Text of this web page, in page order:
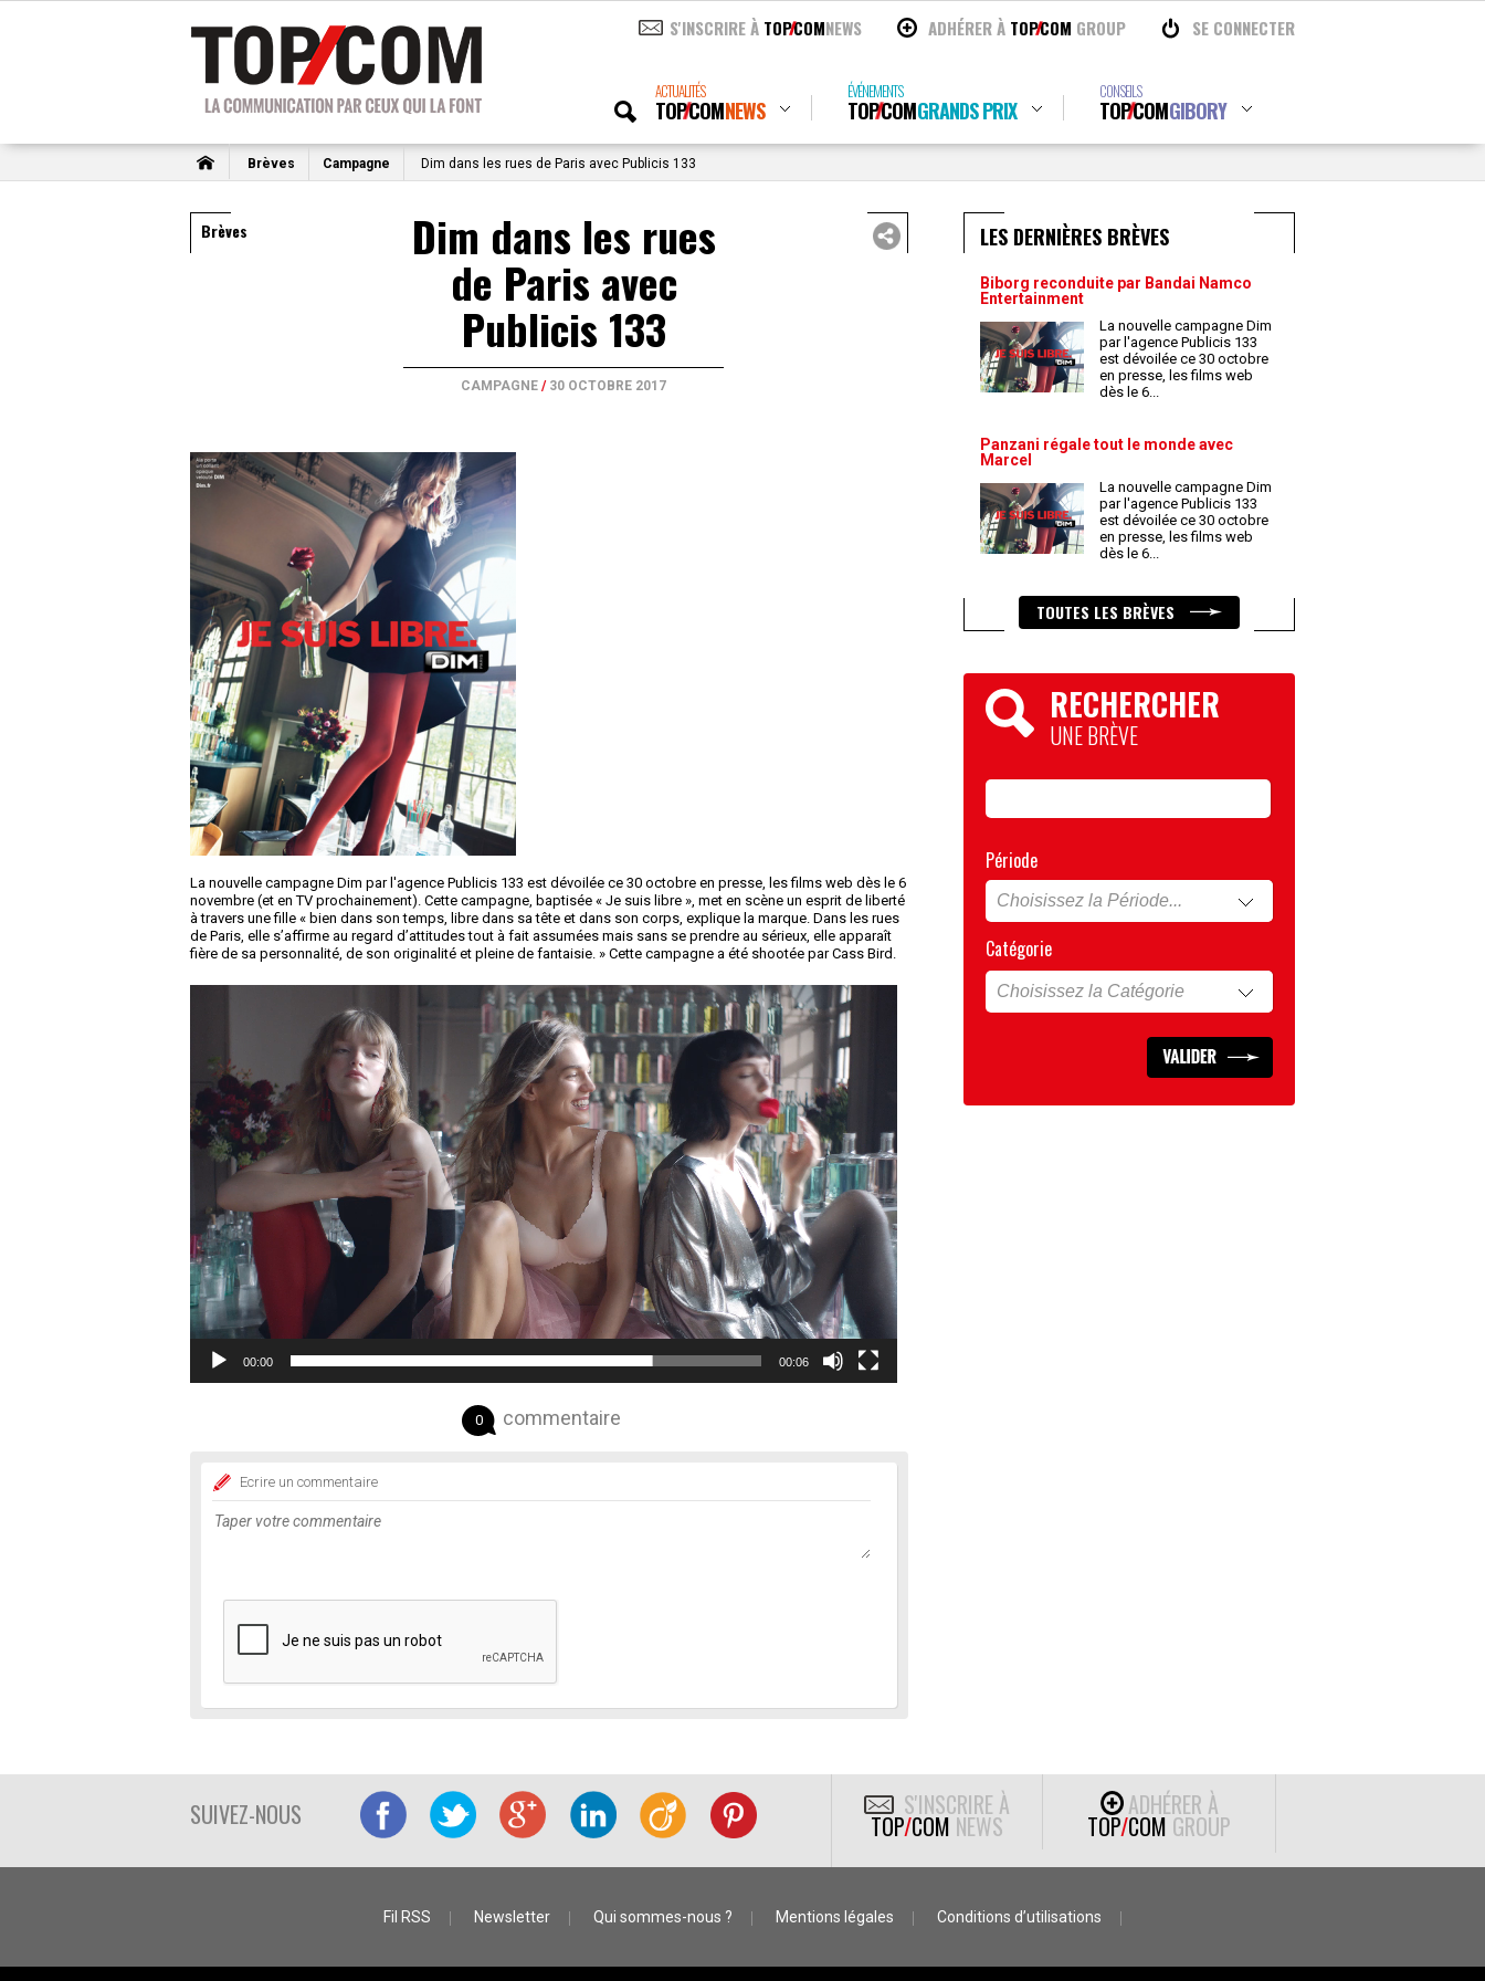
S'INSCRIRE À TOPCOMNEWS ADHÉRER À TOPCOM GROUP SE CONNECTER
ACTUALITÉS
TOPCOMNEWS
ÉVÉNEMENTS
TOPCOMGRANDS PRIX
CONSEILS
TOPCOMGIBORY
Brèves Campagne Dim dans les rues de Paris avec Publicis 133
Brèves Dim dans les rues
de Paris avec
Publicis 133
CAMPAGNE / 30 OCTOBRE 2017
La nouvelle campagne Dim par l'agence Publicis 133 est dévoilée ce 30 octobre en presse, les films web dès le 6
novembre (et en TV prochainement). Cette campagne, baptisée « Je suis libre », met en scène un esprit de liberté
à travers une fille « bien dans son temps, libre dans sa tête et dans son corps, explique la marque. Dans les rues
de Paris, elle s’affirme au regard d’attitudes tout à fait assumées mais sans se prendre au sérieux, elle apparaît
fière de sa personnalité, de son originalité et pleine de fantaisie. » Cette campagne a été shootée par Cass Bird.
00:00 00:06
0 commentaire
Ecrire un commentaire
LES DERNIÈRES BRÈVES
Biborg reconduite par Bandai Namco
Entertainment
La nouvelle campagne Dim
par l'agence Publicis 133
est dévoilée ce 30 octobre
en presse, les films web
dès le 6...
Panzani régale tout le monde avec
Marcel
La nouvelle campagne Dim
par l'agence Publicis 133
est dévoilée ce 30 octobre
en presse, les films web
dès le 6...
TOUTES LES BRÈVES
RECHERCHER
UNE BRÈVE
Période
Catégorie
SUIVEZ-NOUS S'INSCRIRE À
TOP/COM NEWS
ADHÉRER À
TOP/COM GROUP
Fil RSS Newsletter Qui sommes-nous ? Mentions légales Conditions d’utilisations